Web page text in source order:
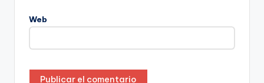
Web